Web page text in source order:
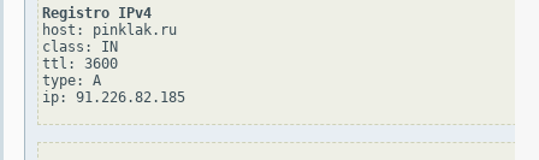
Registro IPv4
host: pinklak.ru
class: IN
ttl: 3600
type: A